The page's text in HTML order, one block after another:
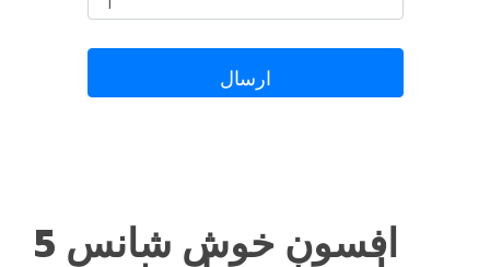
ارسال
5 افسون خوش شانس